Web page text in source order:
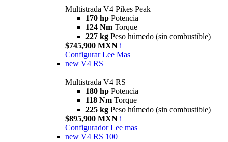
Multistrada V4 Pikes Peak
170 hp Potencia
124 Nm Torque
227 kg Peso húmedo (sin combustible)
$745,900 MXN i
Configurar Lee Mas
new V4 RS
Multistrada V4 RS
180 hp Potencia
118 Nm Torque
225 kg Peso húmedo (sin combustible)
$895,900 MXN i
Configurador Lee mas
new V4 RS 100